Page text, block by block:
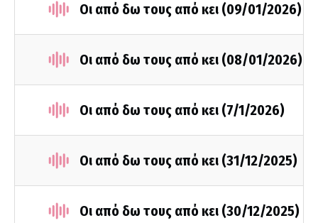
Οι από δω τους από κει (09/01/2026)
Οι από δω τους από κει (08/01/2026)
Οι από δω τους από κει (7/1/2026)
Οι από δω τους από κει (31/12/2025)
Οι από δω τους από κει (30/12/2025)